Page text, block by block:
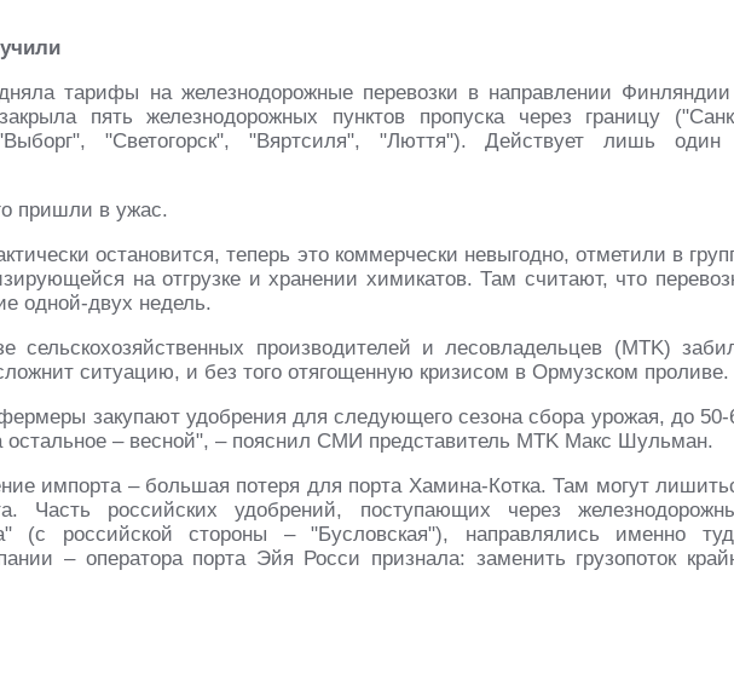
тарифы на железнодорожные перевозки в направлении
пять железнодорожных пунктов пропуска через границу
"Выборг", "Светогорск", "Вяртсиля", "Люття"). Действует лишь
пришли в ужас.
остановится, теперь это коммерчески невыгодно, отметили в
на отгрузке и хранении химикатов. Там считают, что
одной-двух недель.
сельскохозяйственных производителей и лесовладельцев (MTK)
ситуацию, и без того отягощенную кризисом в Ормузском проливе.
закупают удобрения для следующего сезона сбора урожая, до 50-
остальное – весной", – пояснил СМИ представитель MTK Макс Шульман.
импорта – большая потеря для порта Хамина-Котка. Там могут
Часть российских удобрений, поступающих через
(с российской стороны – "Бусловская"), направлялись именно
– оператора порта Эйя Росси признала: заменить грузопоток